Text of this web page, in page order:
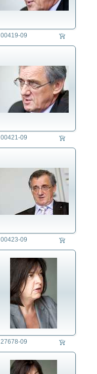
00419-09
00421-09
00423-09
27678-09